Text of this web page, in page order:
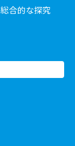
総合的な探究